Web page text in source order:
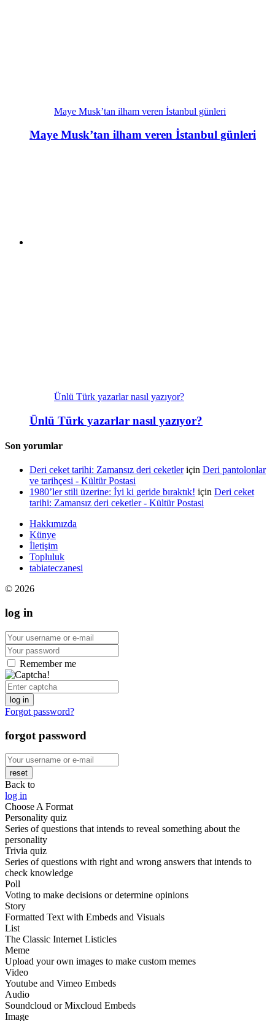
Maye Musk’tan ilham veren İstanbul günleri
Maye Musk’tan ilham veren İstanbul günleri
Ünlü Türk yazarlar nasıl yazıyor?
Ünlü Türk yazarlar nasıl yazıyor?
Son yorumlar
Deri ceket tarihi: Zamansız deri ceketleriçin Deri pantolonlar
ve tarihçesi - Kültür Postasi
1980’ler stili üzerine: İyi ki geride bıraktık! için Deri ceket
tarihi: Zamansız deri ceketler - Kültür Postasi
Hakkımızda
Künye
İletişim
Topluluk
tabiateczanesi
© 2026
log in
Remember me
log in
Forgot password?
forgot password
reset
Back to
log in
Choose A Format
Personality quiz
Series of questions that intends to reveal something about the
personality
Trivia quiz
Series of questions with right and wrong answers that intends to
check knowledge
Poll
Voting to make decisions or determine opinions
Story
Formatted Text with Embeds and Visuals
List
The Classic Internet Listicles
Meme
Upload your own images to make custom memes
Video
Youtube and Vimeo Embeds
Audio
Soundcloud or Mixcloud Embeds
Image